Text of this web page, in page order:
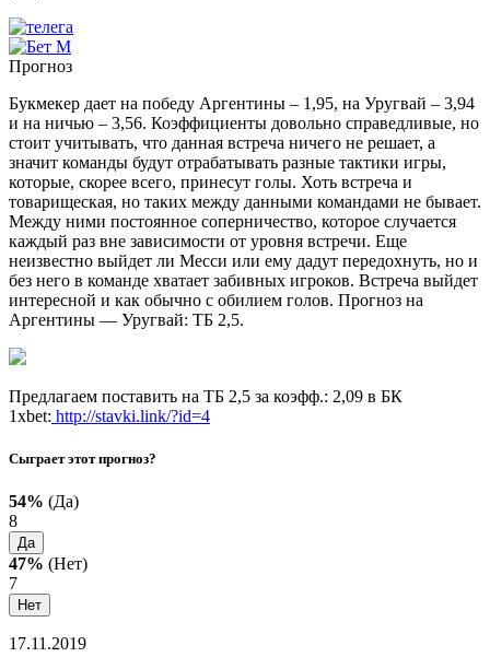
Прогноз
Букмекер дает на победу Аргентины – 1,95, на Уругвай – 3,94
и на ничью – 3,56. Коэффициенты довольно справедливые, но
стоит учитывать, что данная встреча ничего не решает, а
значит команды будут отрабатывать разные тактики игры,
которые, скорее всего, принесут голы. Хоть встреча и
товарищеская, но таких между данными командами не бывает.
Между ними постоянное соперничество, которое случается
каждый раз вне зависимости от уровня встречи. Еще
неизвестно выйдет ли Месси или ему дадут передохнуть, но и
без него в команде хватает забивных игроков. Встреча выйдет
интересной и как обычно с обилием голов. Прогноз на
Аргентины — Уругвай: ТБ 2,5.
Предлагаем поставить на ТБ 2,5 за коэфф.: 2,09 в БК
1xbet: http://stavki.link/?id=4
Сыграет этот прогноз?
54% (Да)
8
Да
47% (Нет)
7
Нет
17.11.2019